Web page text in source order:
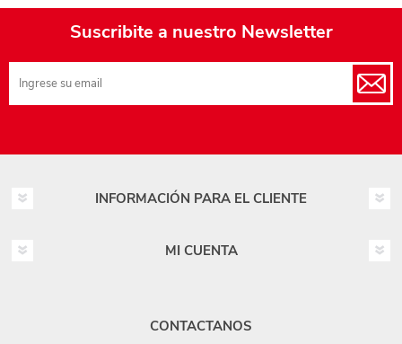
Suscribite a nuestro Newsletter
INFORMACIÓN PARA EL CLIENTE
MI CUENTA
CONTACTANOS